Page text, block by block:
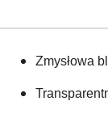
Zmysłowa